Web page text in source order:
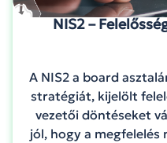
NIS2 –
A NIS2 a board
stratégiát, kijelölt
vezetői döntéseket
jól, hogy a megfelelés